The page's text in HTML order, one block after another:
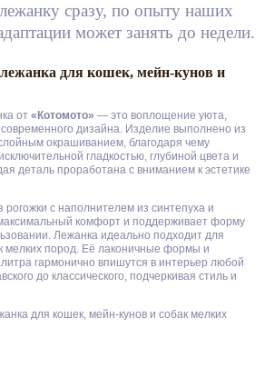
сразу, по опыту наших
может занять до недели.
для кошек, мейн-кунов и
от «Котомото» — это воплощение уюта,
современного дизайна. Изделие выполнено из
окрашиванием, благодаря чему
гладкостью, глубиной цвета и
деталь проработана с вниманием к эстетике
рогожки с наполнителем из синтепуха и
комфорт и поддерживает форму
Лежанка идеально подходит для
мелких пород. Её лаконичные формы и
гармонично впишутся в интерьер любой
до классического, подчеркивая стиль и